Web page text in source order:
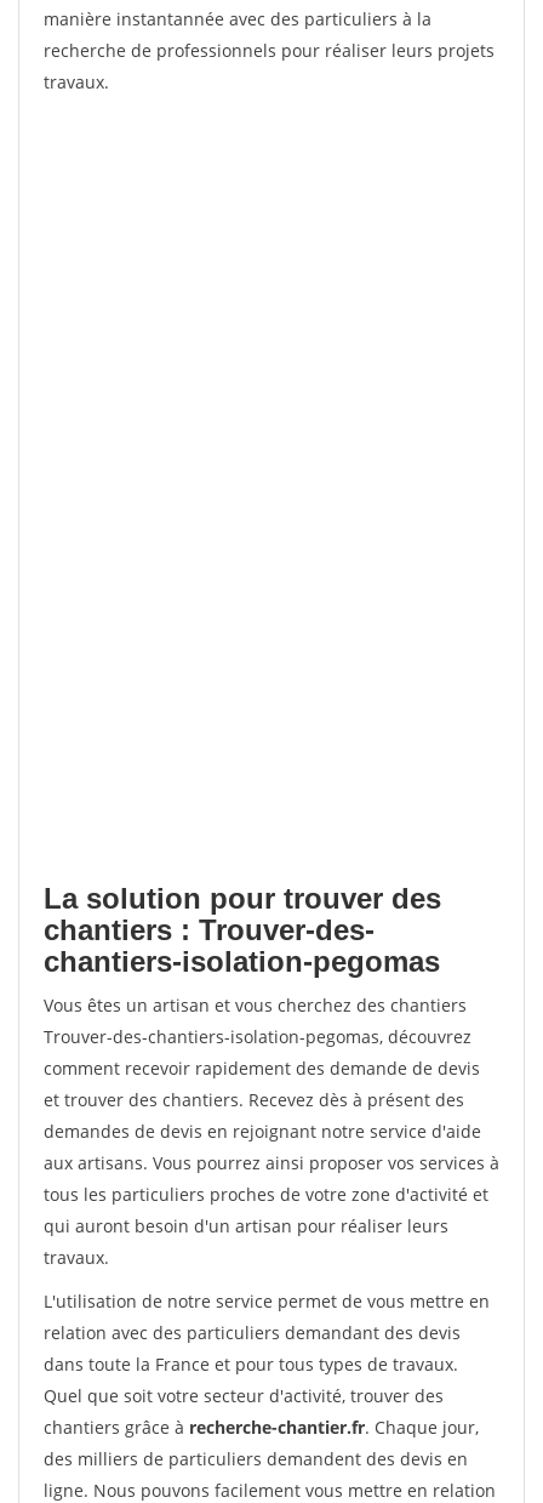
manière instantannée avec des particuliers à la
recherche de professionnels pour réaliser leurs projets
travaux.
La solution pour trouver des
chantiers : Trouver-des-
chantiers-isolation-pegomas
Vous êtes un artisan et vous cherchez des chantiers
Trouver-des-chantiers-isolation-pegomas, découvrez
comment recevoir rapidement des demande de devis
et trouver des chantiers. Recevez dès à présent des
demandes de devis en rejoignant notre service d'aide
aux artisans. Vous pourrez ainsi proposer vos services à
tous les particuliers proches de votre zone d'activité et
qui auront besoin d'un artisan pour réaliser leurs
travaux.
L'utilisation de notre service permet de vous mettre en
relation avec des particuliers demandant des devis
dans toute la France et pour tous types de travaux.
Quel que soit votre secteur d'activité, trouver des
chantiers grâce à recherche-chantier.fr. Chaque jour,
des milliers de particuliers demandent des devis en
ligne. Nous pouvons facilement vous mettre en relation